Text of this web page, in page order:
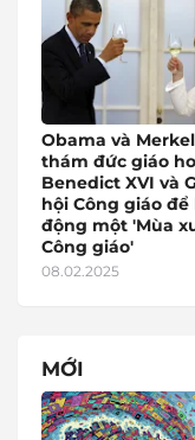
Obama và
thám đức giáo
Benedict XVI và
hội Công giáo để
động một 'Mùa
Công giáo'
08.02.2025
MỚI